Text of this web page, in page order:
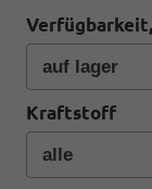
Kraftstoff